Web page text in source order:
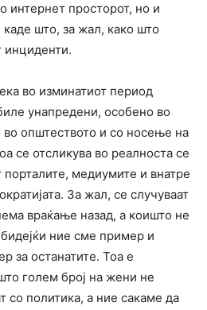
интернет просторот, но и
што, за жал, како што
инциденти.
во изминатиот период
унапредени, особено во
во општеството и со носење на
се отсликува во реалноста се
порталите, медиумите и внатре
За жал, се случуваат
враќање назад, а коишто не
ние сме пример и
за останатите. Тоа е
голем број на жени не
со политика, а ние сакаме да